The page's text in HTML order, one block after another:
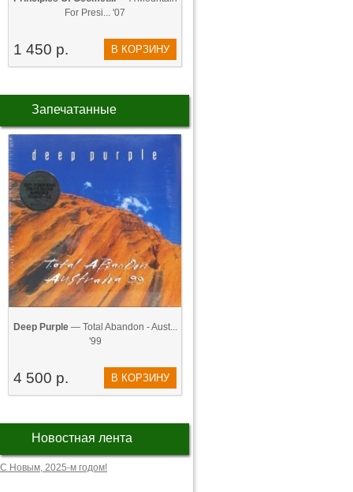
For Presi... '07
1 450 р. В КОРЗИНУ
Запечатанные
Deep Purple— Total Abandon - Aust...
'99
4 500 р. В КОРЗИНУ
Новостная лента
С Новым, 2025-м годом!